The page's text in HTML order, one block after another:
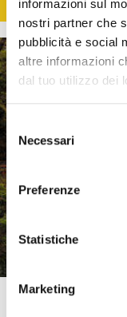
informazioni sul
nostri partner che
pubblicità e social
altre informazioni
dal tuo utilizzo dei
Selezione
del
consenso
Necessari
Preferenze
Statistiche
Marketing